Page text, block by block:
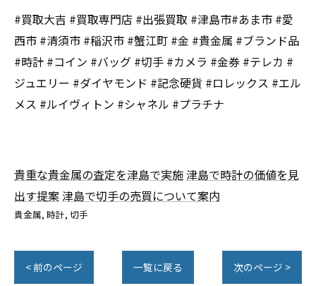
#買取大吉 #買取専門店 #出張買取 #津島市#あま市 #愛
西市 #清須市 #稲沢市 #蟹江町 #金 #貴金属 #ブランド品
#時計 #コイン #バッグ #切手 #カメラ #金券 #テレカ #
ジュエリー #ダイヤモンド #記念硬貨 #ロレックス #エル
メス #ルイヴィトン #シャネル #プラチナ
貴重な貴金属の査定を津島で実施 津島で時計の価値を見
出す提案 津島で切手の売買について案内
貴金属 時計 切手
< 前のページ 一覧に戻る 次のページ >